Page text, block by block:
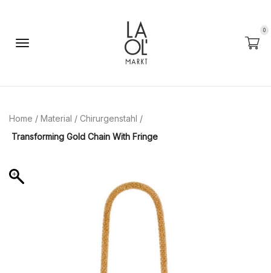
0
Home / Material / Chirurgenstahl /
Transforming Gold Chain With Fringe